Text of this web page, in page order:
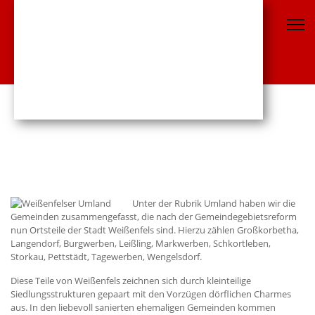
Unter der Rubrik Umland haben wir die
Gemeinden zusammengefasst, die nach der Gemeindegebietsreform
nun Ortsteile der Stadt Weißenfels sind. Hierzu zählen Großkorbetha,
Langendorf, Burgwerben, Leißling, Markwerben, Schkortleben,
Storkau, Pettstädt, Tagewerben, Wengelsdorf.
Diese Teile von Weißenfels zeichnen sich durch kleinteilige
Siedlungsstrukturen gepaart mit den Vorzügen dörflichen Charmes
aus. In den liebevoll sanierten ehemaligen Gemeinden kommen